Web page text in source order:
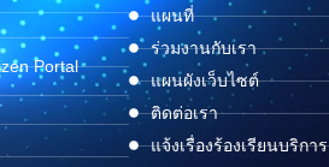
Portal
แผนที่
ร่วมงานกับเรา
แผนผังเว็บไซต์
ติดต่อเรา
แจ้งเรื่องร้องเรียนบริการ